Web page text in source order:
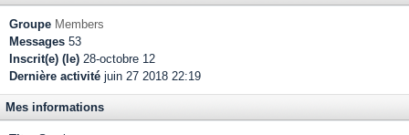
Groupe Members
Messages 53
Inscrit(e) (le) 28-octobre 12
Dernière activité juin 27 2018 22:19
Mes informations